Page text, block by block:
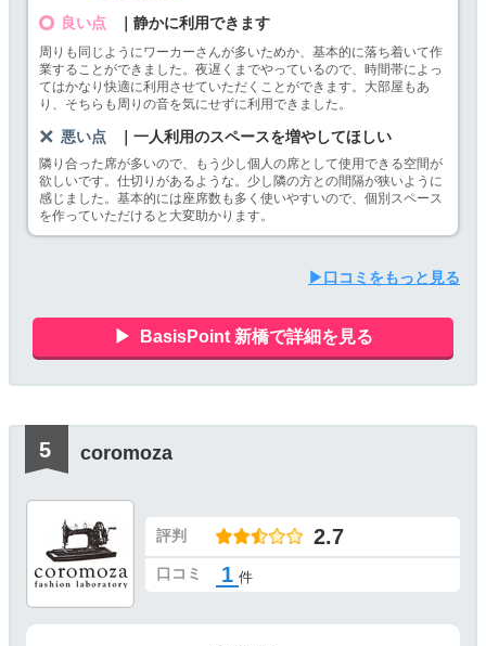
良い点 ｜静かに利用できます
周りも同じようにワーカーさんが多いためか、基本的に落ち着いて作
業することができました。夜遅くまでやっているので、時間帯によっ
てはかなり快適に利用させていただくことができます。大部屋もあ
り、そちらも周りの音を気にせずに利用できました。
悪い点 ｜一人利用のスペースを増やしてほしい
隣り合った席が多いので、もう少し個人の席として使用できる空間が
欲しいです。仕切りがあるような。少し隣の方との間隔が狭いように
感じました。基本的には座席数も多く使いやすいので、個別スペース
を作っていただけると大変助かります。
▶口コミをもっと見る
BasisPoint 新橋で詳細を見る
coromoza
評判 2.7
口コミ 1 件